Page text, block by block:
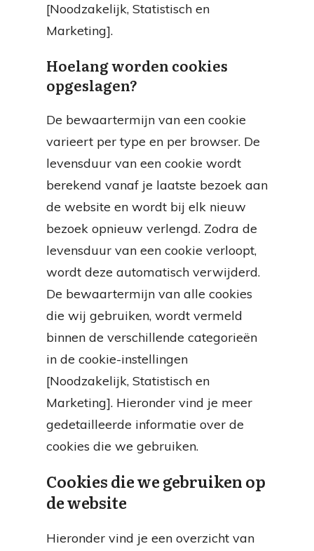
[Noodzakelijk, Statistisch en
Marketing].
Hoelang worden cookies
opgeslagen?
De bewaartermijn van een cookie
varieert per type en per browser. De
levensduur van een cookie wordt
berekend vanaf je laatste bezoek aan
de website en wordt bij elk nieuw
bezoek opnieuw verlengd. Zodra de
levensduur van een cookie verloopt,
wordt deze automatisch verwijderd.
De bewaartermijn van alle cookies
die wij gebruiken, wordt vermeld
binnen de verschillende categorieën
in de cookie-instellingen
[Noodzakelijk, Statistisch en
Marketing]. Hieronder vind je meer
gedetailleerde informatie over de
cookies die we gebruiken.
Cookies die we gebruiken op
de website
Hieronder vind je een overzicht van